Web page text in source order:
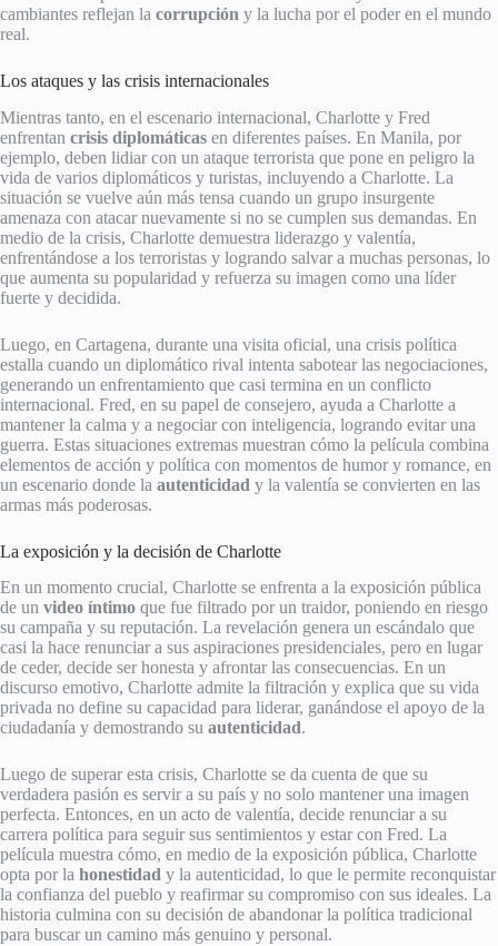
cambiantes reflejan la corrupción y la lucha por el poder en el mundo
real.
Los ataques y las crisis internacionales
Mientras tanto, en el escenario internacional, Charlotte y Fred
enfrentan crisis diplomáticas en diferentes países. En Manila, por
ejemplo, deben lidiar con un ataque terrorista que pone en peligro la
vida de varios diplomáticos y turistas, incluyendo a Charlotte. La
situación se vuelve aún más tensa cuando un grupo insurgente
amenaza con atacar nuevamente si no se cumplen sus demandas. En
medio de la crisis, Charlotte demuestra liderazgo y valentía,
enfrentándose a los terroristas y logrando salvar a muchas personas, lo
que aumenta su popularidad y refuerza su imagen como una líder
fuerte y decidida.
Luego, en Cartagena, durante una visita oficial, una crisis política
estalla cuando un diplomático rival intenta sabotear las negociaciones,
generando un enfrentamiento que casi termina en un conflicto
internacional. Fred, en su papel de consejero, ayuda a Charlotte a
mantener la calma y a negociar con inteligencia, logrando evitar una
guerra. Estas situaciones extremas muestran cómo la película combina
elementos de acción y política con momentos de humor y romance, en
un escenario donde la autenticidad y la valentía se convierten en las
armas más poderosas.
La exposición y la decisión de Charlotte
En un momento crucial, Charlotte se enfrenta a la exposición pública
de un video íntimo que fue filtrado por un traidor, poniendo en riesgo
su campaña y su reputación. La revelación genera un escándalo que
casi la hace renunciar a sus aspiraciones presidenciales, pero en lugar
de ceder, decide ser honesta y afrontar las consecuencias. En un
discurso emotivo, Charlotte admite la filtración y explica que su vida
privada no define su capacidad para liderar, ganándose el apoyo de la
ciudadanía y demostrando su autenticidad.
Luego de superar esta crisis, Charlotte se da cuenta de que su
verdadera pasión es servir a su país y no solo mantener una imagen
perfecta. Entonces, en un acto de valentía, decide renunciar a su
carrera política para seguir sus sentimientos y estar con Fred. La
película muestra cómo, en medio de la exposición pública, Charlotte
opta por la honestidad y la autenticidad, lo que le permite reconquistar
la confianza del pueblo y reafirmar su compromiso con sus ideales. La
historia culmina con su decisión de abandonar la política tradicional
para buscar un camino más genuino y personal.